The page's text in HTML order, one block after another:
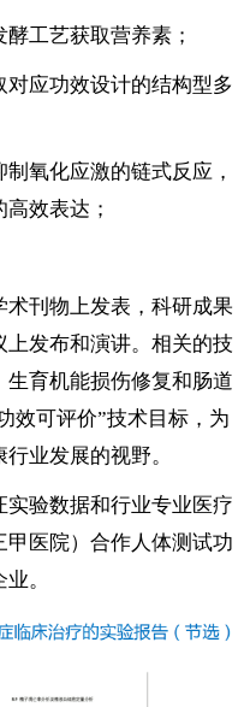
工艺获取营养素；
应功效设计的结构型多
氧化应激的链式反应，
效表达；
刊物上发表，科研成果
发布和演讲。相关的技
育机能损伤修复和肠道
效可评价”技术目标，为
业发展的视野。
验数据和行业专业医疗
医院）合作人体测试功
。